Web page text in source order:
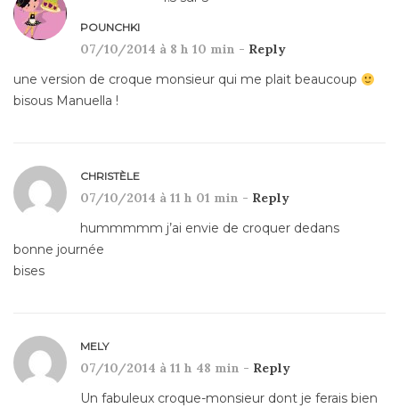
POUNCHKI
07/10/2014 à 8 h 10 min - Reply
une version de croque monsieur qui me plait beaucoup
bisous Manuella !
CHRISTÈLE
07/10/2014 à 11 h 01 min - Reply
hummmmm j’ai envie de croquer dedans
bonne journée
bises
MELY
07/10/2014 à 11 h 48 min - Reply
Un fabuleux croque-monsieur dont je ferais bien